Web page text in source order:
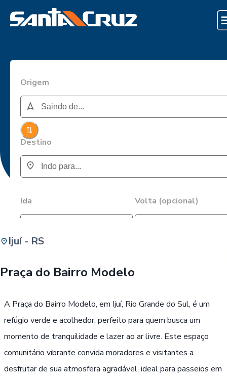
Origem
Destino
Ida Volta (opcional)
Ijuí - RS
Praça do Bairro Modelo
A Praça do Bairro Modelo, em Ijuí, Rio Grande do Sul, é um
refúgio verde e acolhedor, perfeito para quem busca um
momento de tranquilidade e lazer ao ar livre. Este espaço
comunitário vibrante convida moradores e visitantes a
desfrutar de sua atmosfera agradável, ideal para passeios em